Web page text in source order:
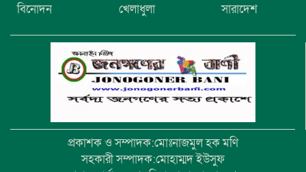
উচ্চ বিদ্যালয়ের ৮১তম বার্ষিক ক্রীড়া
বিনোদন খেলাধুলা সারাদেশ
প্রকাশক ও সম্পাদক:মোঃনাজমুল হক মণি
সহকারী সম্পাদক:মোহাম্মদ ইউসুফ